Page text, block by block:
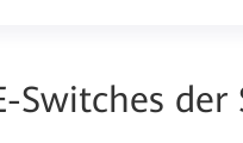
Switches der